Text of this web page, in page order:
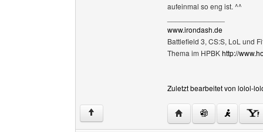
aufeinmal so eng ist. ^^
www.irondash.de
Battlefield 3, CS:S, LoL und
Thema im HPBKhttp://
Zuletzt bearbeitet von lolol-
↑ Website dieses